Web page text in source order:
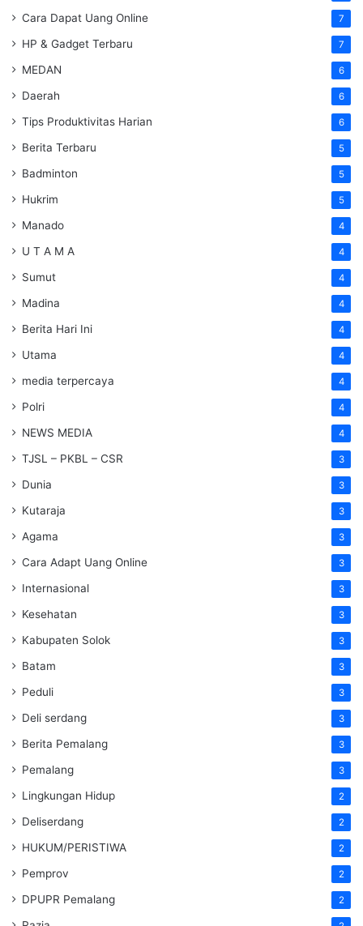
Cara Dapat Uang Online 7
HP & Gadget Terbaru 7
MEDAN 6
Daerah 6
Tips Produktivitas Harian 6
Berita Terbaru 5
Badminton 5
Hukrim 5
Manado 4
U T A M A 4
Sumut 4
Madina 4
Berita Hari Ini 4
Utama 4
media terpercaya 4
Polri 4
NEWS MEDIA 4
TJSL – PKBL – CSR 3
Dunia 3
Kutaraja 3
Agama 3
Cara Adapt Uang Online 3
Internasional 3
Kesehatan 3
Kabupaten Solok 3
Batam 3
Peduli 3
Deli serdang 3
Berita Pemalang 3
Pemalang 3
Lingkungan Hidup 2
Deliserdang 2
HUKUM/PERISTIWA 2
Pemprov 2
DPUPR Pemalang 2